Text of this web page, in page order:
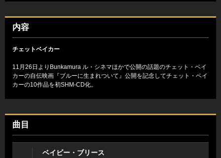
内容
チェットベイカー
11月26日よりBunkamura ル・シネマほかで公開の話題のチェット・ベイ
カーの自伝映画『ブルーに生まれついて』公開を記念してチェット・ベイ
カーの10作品を初SHM-CD化。
曲目
ベイビー・ブリース